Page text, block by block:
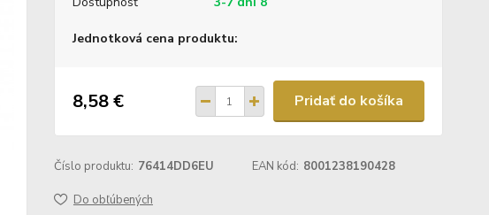
Jednotková cena produktu:
8,58 € Pridať do košíka
Číslo produktu: 76414DD6EU EAN kód: 8001238190428
Do obľúbených